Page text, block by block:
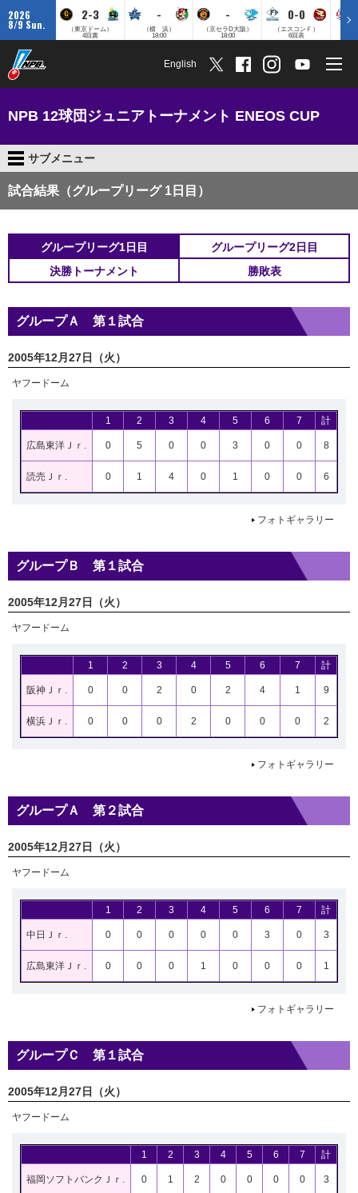
2026
8/9 Sun.
2-3
（東京ドーム）
4回裏
-
（横 浜）
18:00
-
（京セラD大阪）
18:00
0-0
（エスコンＦ）
6回表
English
NPB 12球団ジュニアトーナメント ENEOS CUP
サブメニュー
試合結果（グループリーグ 1日目）
グループリーグ1日目
グループリーグ2日目
決勝トーナメント
勝敗表
グループＡ 第１試合
2005年12月27日（火）
ヤフードーム
1 2 3 4 5 6 7 計
広島東洋Ｊｒ. 0 5 0 0 3 0 0 8
読売Ｊｒ. 0 1 4 0 1 0 0 6
フォトギャラリー
グループＢ 第１試合
2005年12月27日（火）
ヤフードーム
1 2 3 4 5 6 7 計
阪神Ｊｒ. 0 0 2 0 2 4 1 9
横浜Ｊｒ. 0 0 0 2 0 0 0 2
フォトギャラリー
グループＡ 第２試合
2005年12月27日（火）
ヤフードーム
1 2 3 4 5 6 7 計
中日Ｊｒ. 0 0 0 0 0 3 0 3
広島東洋Ｊｒ. 0 0 0 1 0 0 0 1
フォトギャラリー
グループＣ 第１試合
2005年12月27日（火）
ヤフードーム
1 2 3 4 5 6 7 計
福岡ソフトバンクＪｒ. 0 1 2 0 0 0 0 3